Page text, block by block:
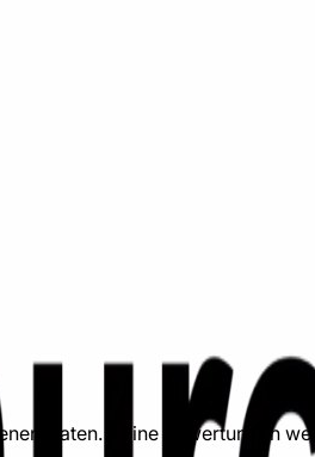
Daten. Deine Bewertungen